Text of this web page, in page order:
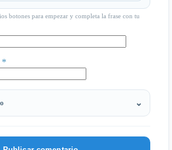
botones para empezar y completa la frase con tu
*